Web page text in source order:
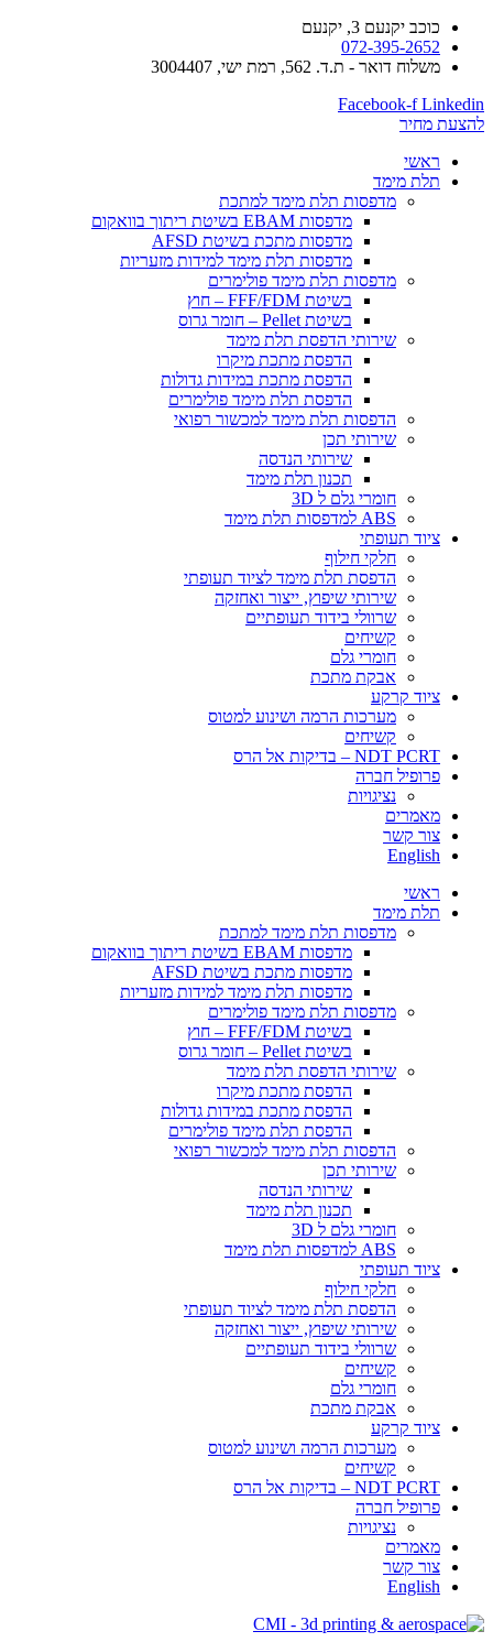
כוכב יקנעם 3, יקנעם
072-395-2652
משלוח דואר - ת.ד. 562, רמת ישי, 3004407​
Facebook-f Linkedin
להצעת מחיר
ראשי
תלת מימד
​מדפסות תלת מימד למתכת
מדפסות EBAM בשיטת ריתוך בוואקום
מדפסות מתכת בשיטת AFSD
​מדפסות תלת מימד למידות מזעריות
​מדפסות תלת מימד פולימרים
בשיטת FFF/FDM – חוץ
בשיטת Pellet – חומר גרוס
שירותי הדפסת תלת מימד
הדפסת מתכת מיקרו
הדפסת מתכת במידות גדולות
הדפסת תלת מימד פולימרים
הדפסות תלת מימד למכשור רפואי
שירותי תכן
שירותי הנדסה
תכנון תלת מימד
חומרי גלם ל 3D
ABS למדפסות תלת מימד
ציוד תעופתי
חלקי חילוף
הדפסת תלת מימד לציוד תעופתי
שירותי שיפוץ, ייצור ואחזקה
שרוולי בידוד תעופתיים
קשיחים
חומרי גלם
אבקת מתכת
ציוד קרקע
מערכות הרמה ושינוע למטוס
קשיחים
NDT PCRT – בדיקות אל הרס
פרופיל חברה
​​​נציגויות
מאמרים
צור קשר
English
ראשי
תלת מימד
​מדפסות תלת מימד למתכת
מדפסות EBAM בשיטת ריתוך בוואקום
מדפסות מתכת בשיטת AFSD
​מדפסות תלת מימד למידות מזעריות
​מדפסות תלת מימד פולימרים
בשיטת FFF/FDM – חוץ
בשיטת Pellet – חומר גרוס
שירותי הדפסת תלת מימד
הדפסת מתכת מיקרו
הדפסת מתכת במידות גדולות
הדפסת תלת מימד פולימרים
הדפסות תלת מימד למכשור רפואי
שירותי תכן
שירותי הנדסה
תכנון תלת מימד
חומרי גלם ל 3D
ABS למדפסות תלת מימד
ציוד תעופתי
חלקי חילוף
הדפסת תלת מימד לציוד תעופתי
שירותי שיפוץ, ייצור ואחזקה
שרוולי בידוד תעופתיים
קשיחים
חומרי גלם
אבקת מתכת
ציוד קרקע
מערכות הרמה ושינוע למטוס
קשיחים
NDT PCRT – בדיקות אל הרס
פרופיל חברה
​​​נציגויות
מאמרים
צור קשר
English